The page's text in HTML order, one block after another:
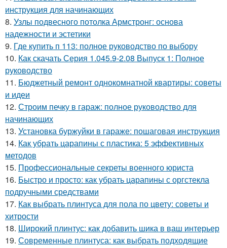
инструкция для начинающих
8. Узлы подвесного потолка Армстронг: основа
надежности и эстетики
9. Где купить п 113: полное руководство по выбору
10. Как скачать Серия 1.045.9-2.08 Выпуск 1: Полное
руководство
11. Бюджетный ремонт однокомнатной квартиры: советы
и идеи
12. Строим печку в гараж: полное руководство для
начинающих
13. Установка буржуйки в гараже: пошаговая инструкция
14. Как убрать царапины с пластика: 5 эффективных
методов
15. Профессиональные секреты военного юриста
16. Быстро и просто: как убрать царапины с оргстекла
подручными средствами
17. Как выбрать плинтуса для пола по цвету: советы и
хитрости
18. Широкий плинтус: как добавить шика в ваш интерьер
19. Современные плинтуса: как выбрать подходящие